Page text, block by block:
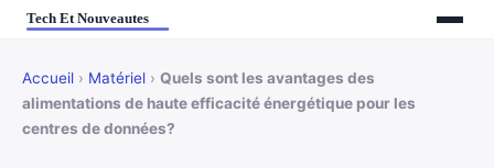
Accueil › Matériel › Quels sont les avantages des
alimentations de haute efficacité énergétique pour les
centres de données?